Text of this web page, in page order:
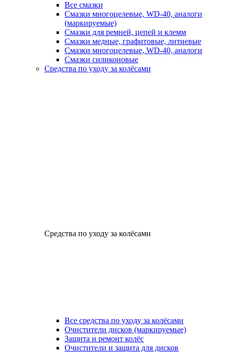
Все смазки
Смазки многоцелевые, WD-40, аналоги
(маркируемые)
Смазки для ремней, цепей и клемм
Смазки медные, графитовые, литиевые
Смазки многоцелевые, WD-40, аналоги
Смазки силиконовые
Средства по уходу за колёсами
Средства по уходу за колёсами
Все средства по уходу за колёсами
Очистители дисков (маркируемые)
Защита и ремонт колёс
Очистители и защита для дисков